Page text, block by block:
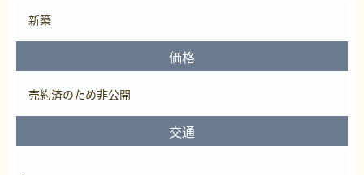
新築
価格
売約済のため非公開
交通